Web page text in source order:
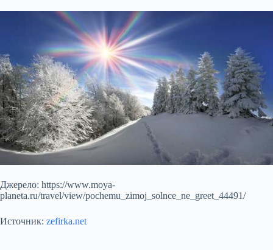
Джерело: https://www.moya-
planeta.ru/travel/view/pochemu_zimoj_solnce_ne_greet_44491/
Источник: zefirka.net